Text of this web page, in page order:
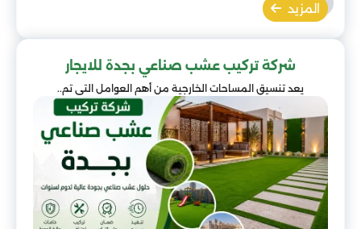
المزيد
شركة تركيب عشب صناعي بجدة للايجار
يعد تنسيق المساحات الخارجية من أهم العوامل التي تم..